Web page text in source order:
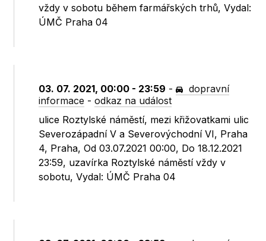
vždy v sobotu během farmářských trhů, Vydal:
ÚMČ Praha 04
03. 07. 2021, 00:00 - 23:59 -
dopravní
informace -odkaz na událost
ulice Roztylské náměstí, mezi křižovatkami ulic
Severozápadní V a Severovýchodní VI, Praha
4, Praha, Od 03.07.2021 00:00, Do 18.12.2021
23:59, uzavírka Roztylské náměstí vždy v
sobotu, Vydal: ÚMČ Praha 04